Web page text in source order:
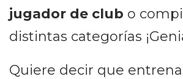
jugador de club o
distintas categorías
Quiere decir que